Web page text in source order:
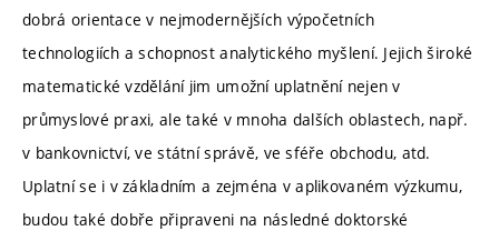
dobrá orientace v nejmodernějších výpočetních
technologiích a schopnost analytického myšlení. Jejich široké
matematické vzdělání jim umožní uplatnění nejen v
průmyslové praxi, ale také v mnoha dalších oblastech, např.
v bankovnictví, ve státní správě, ve sféře obchodu, atd.
Uplatní se i v základním a zejména v aplikovaném výzkumu,
budou také dobře připraveni na následné doktorské